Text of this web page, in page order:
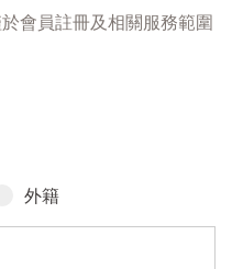
會員註冊及相關服務範圍
外籍